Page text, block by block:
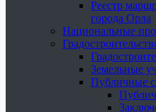
Реестр
города Орла
Национальные
Земельные
Публичные